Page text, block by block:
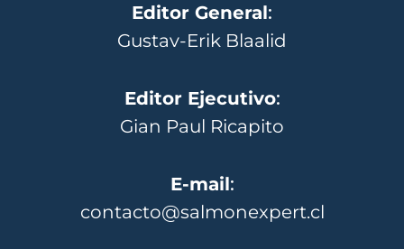
Editor General:
Gustav-Erik Blaalid
Editor Ejecutivo:
Gian Paul Ricapito
E-mail:
contacto@salmonexpert.cl